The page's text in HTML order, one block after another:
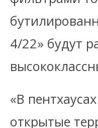
4/22» будут
«В
открытые